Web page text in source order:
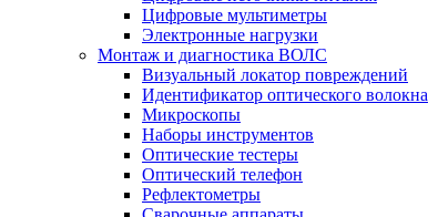
Цифровые мультиметры
Электронные нагрузки
Монтаж и диагностика ВОЛС
Визуальный локатор повреждений
Идентификатор оптического волокна
Микроскопы
Наборы инструментов
Оптические тестеры
Оптический телефон
Рефлектометры